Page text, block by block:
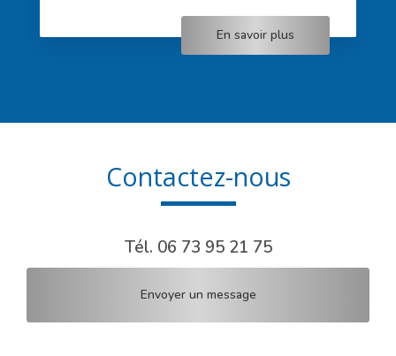
En savoir plus
Contactez-nous
Tél. 06 73 95 21 75
Envoyer un message